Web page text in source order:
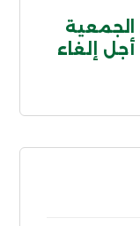
الجمعية
إلغاء